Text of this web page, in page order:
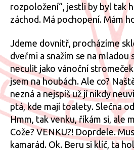
rozpoložení“, jestli by byl tak
záchod. Má pochopení. Mám
Jdeme dovnitř, procházíme
dveřmi a snažím se na mladou
neculit jako vánoční
jsem na houbách. Ale co?
nezná a nejspíš už jí nikdy
ptá, kde mají toalety. Slečna
Hmm, tak venku, říkám si, ale
Cože? VENKU?! Doprdele.
kamarád. Ok. Beru si klíč, ta